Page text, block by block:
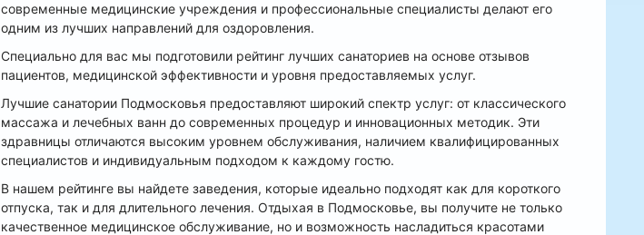
современные медицинские учреждения и профессиональные специалисты делают его
одним из лучших направлений для оздоровления.
Специально для вас мы подготовили рейтинг лучших санаториев на основе отзывов
пациентов, медицинской эффективности и уровня предоставляемых услуг.
Лучшие санатории Подмосковья предоставляют широкий спектр услуг: от классического
массажа и лечебных ванн до современных процедур и инновационных методик. Эти
здравницы отличаются высоким уровнем обслуживания, наличием квалифицированных
специалистов и индивидуальным подходом к каждому гостю.
В нашем рейтинге вы найдете заведения, которые идеально подходят как для короткого
отпуска, так и для длительного лечения. Отдыхая в Подмосковье, вы получите не только
качественное медицинское обслуживание, но и возможность насладиться красотами